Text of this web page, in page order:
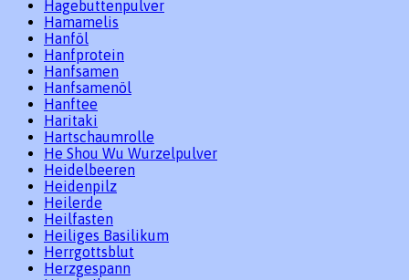
Hagebuttenpulver
Hamamelis
Hanföl
Hanfprotein
Hanfsamen
Hanfsamenöl
Hanftee
Haritaki
Hartschaumrolle
He Shou Wu Wurzelpulver
Heidelbeeren
Heidenpilz
Heilerde
Heilfasten
Heiliges Basilikum
Herrgottsblut
Herzgespann